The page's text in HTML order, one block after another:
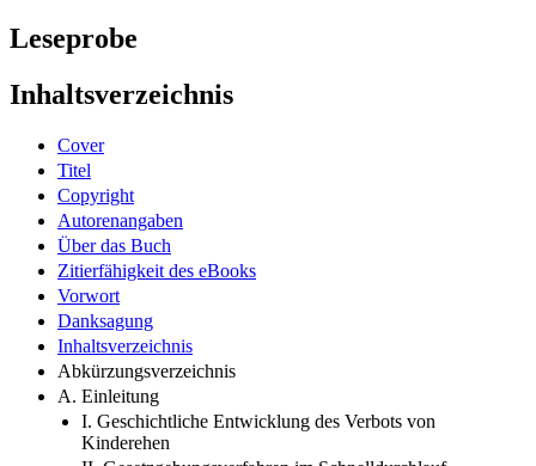
Leseprobe
Inhaltsverzeichnis
Cover
Titel
Copyright
Autorenangaben
Über das Buch
Zitierfähigkeit des eBooks
Vorwort
Danksagung
Inhaltsverzeichnis
Abkürzungsverzeichnis
A. Einleitung
I. Geschichtliche Entwicklung des Verbots von
Kinderehen